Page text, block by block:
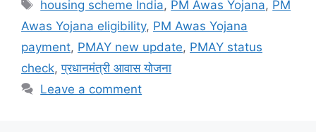
housing scheme India, PM Awas Yojana, PM
Awas Yojana eligibility, PM Awas Yojana
payment, PMAY new update, PMAY status
check,प्रधानमंत्री आवास योजना
Leave a comment